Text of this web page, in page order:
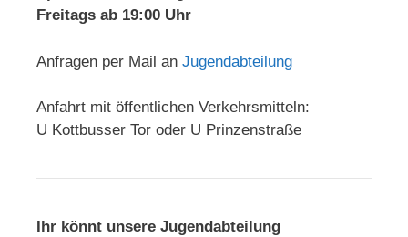
Freitags ab 19:00 Uhr
Anfragen per Mail an Jugendabteilung
Anfahrt mit öffentlichen Verkehrsmitteln:
U Kottbusser Tor oder U Prinzenstraße
Ihr könnt unsere Jugendabteilung